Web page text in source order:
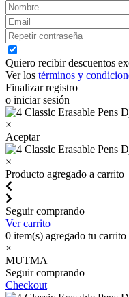
Quiero recibir descuentos
Ver los términos y
Finalizar registro
o iniciar sesión
×
Aceptar
×
Producto agregado a carrito
Seguir comprando
Ver carrito
0 item(s) agregado tu carrito
×
MUTMA
Seguir comprando
Checkout